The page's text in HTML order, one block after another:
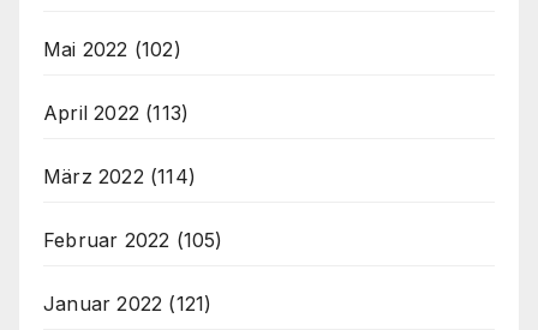
Mai 2022 (102)
April 2022 (113)
März 2022 (114)
Februar 2022 (105)
Januar 2022 (121)